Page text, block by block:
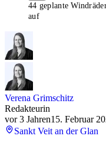
44 geplante
auf
Verena Grimschitz
Redakteurin
vor 3 Jahren15. Februar
Sankt Veit an der Glan